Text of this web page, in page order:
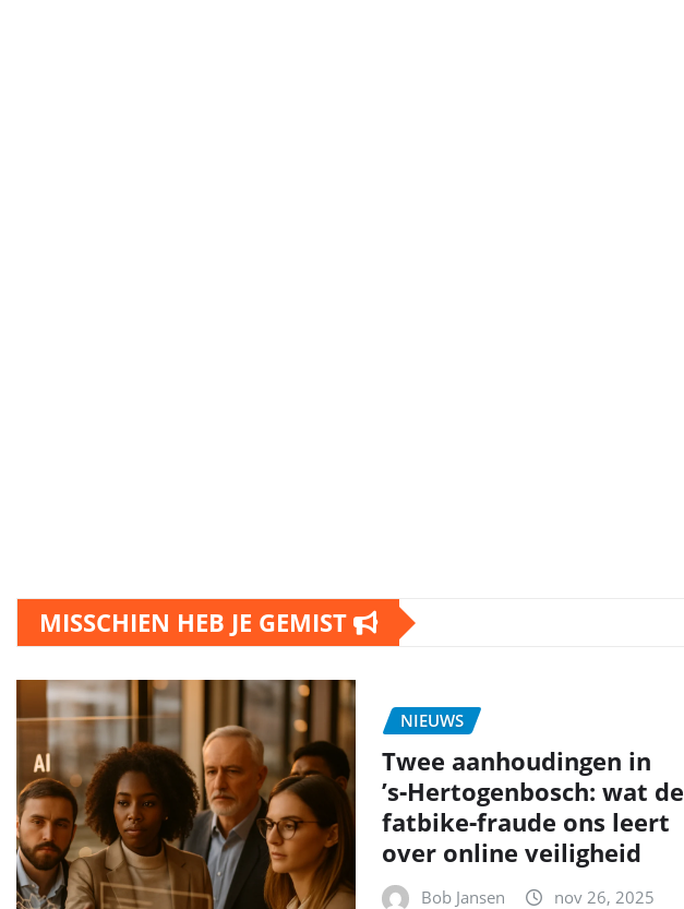
MISSCHIEN HEB JE GEMIST
NIEUWS
Twee aanhoudingen in
’s‑Hertogenbosch: wat de
fatbike‑fraude ons leert
over online veiligheid
Bob Jansen nov 26, 2025